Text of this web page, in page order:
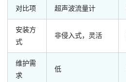
对比项 超声波流量计
安装方
式
非侵入式，灵活
维护需
求
低